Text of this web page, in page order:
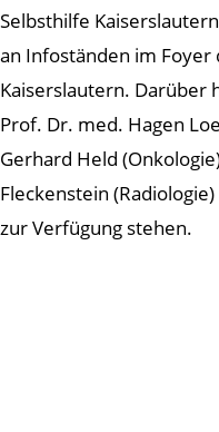
Selbsthilfe
an Infoständen im Foyer
Kaiserslautern. Darüber
Prof. Dr. med. Hagen
Gerhard Held
Fleckenstein
zur Verfügung stehen.